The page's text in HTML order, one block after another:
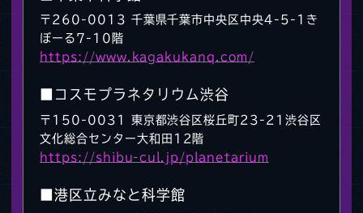
〒260-0013 千葉県千葉市中央区中央4-5-1き
ぼーる7-10階
https://www.kagakukanq.com/
■コスモプラネタリウム渋谷
〒150-0031 東京都渋谷区桜丘町23-21渋谷区
文化総合センター大和田12階
https://shibu-cul.jp/planetarium
■港区立みなと科学館